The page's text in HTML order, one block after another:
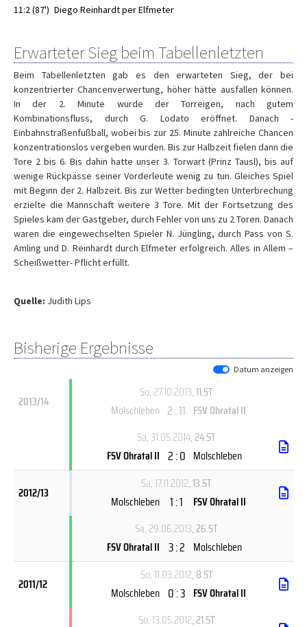
11:2 (87') Diego Reinhardt per Elfmeter
Erwarteter Sieg beim Tabellenletzten
Beim Tabellenletzten gab es den erwarteten Sieg, der bei
konzentrierter Chancenverwertung, höher hätte ausfallen können.
In der 2. Minute wurde der Torreigen, nach gutem
Kombinationsfluss, durch G. Lodato eröffnet. Danach -
Einbahnstraßenfußball, wobei bis zur 25. Minute zahlreiche Chancen
konzentrationslos vergeben wurden. Bis zur Halbzeit fielen dann die
Tore 2 bis 6. Bis dahin hatte unser 3. Torwart (Prinz Tausl), bis auf
wenige Rückpässe seiner Vorderleute wenig zu tun. Gleiches Spiel
mit Beginn der 2. Halbzeit. Bis zur Wetter bedingten Unterbrechung
erzielte die Mannschaft weitere 3 Tore. Mit der Fortsetzung des
Spieles kam der Gastgeber, durch Fehler von uns zu 2 Toren. Danach
waren die eingewechselten Spieler N. Jüngling, durch Pass von S.
Amling und D. Reinhardt durch Elfmeter erfolgreich. Alles in Allem –
Scheißwetter- Pflicht erfüllt.
Quelle: Judith Lips
Bisherige Ergebnisse
Datum anzeigen
2013/14
So, 27.10.2013, 11.ST
Molschleben 2 : 11 FSV Ohratal II
Sa, 31.05.2014, 24.ST
FSV Ohratal II 2 : 0 Molschleben
2012/13
Sa, 17.11.2012, 13.ST
Molschleben 1 : 1
FSV Ohratal II
Sa, 29.06.2013, 26.ST
FSV Ohratal II 3 : 2 Molschleben
2011/12
So, 11.03.2012, 8.ST
Molschleben 0 : 3 FSV Ohratal II
So, 13.05.2012, 21.ST